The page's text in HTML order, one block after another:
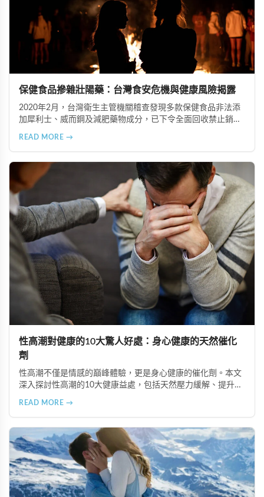
保健食品摻雜壯陽藥：台灣食安危機與健康風險揭露
2020年2月，台灣衛生主管機關稽查發現多款保健食品非法添
加犀利士、威而鋼及減肥藥物成分，已下令全面回收禁止銷
READ MORE →
性高潮對健康的10大驚人好處：身心健康的天然催化
劑
性高潮不僅是情感的巔峰體驗，更是身心健康的催化劑。本文
深入探討性高潮的10大健康益處，包括天然壓力緩解、提升睡
情感連結。
READ MORE →